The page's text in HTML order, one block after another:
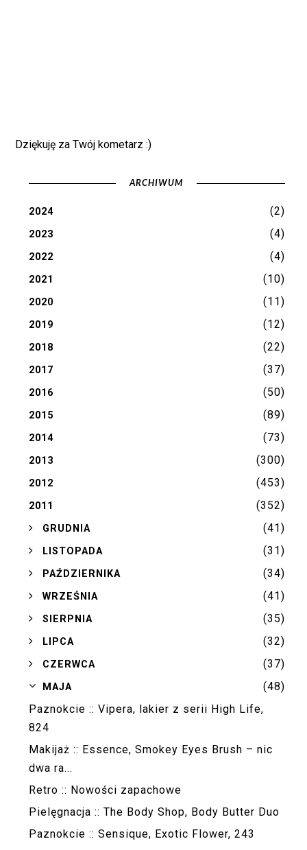
Dziękuję za Twój kometarz :)
ARCHIWUM
2024 (2)
2023 (4)
2022 (4)
2021 (10)
2020 (11)
2019 (12)
2018 (22)
2017 (37)
2016 (50)
2015 (89)
2014 (73)
2013 (300)
2012 (453)
2011 (352)
►GRUDNIA (41)
►LISTOPADA (31)
►PAŹDZIERNIKA (34)
►WRZEŚNIA (41)
►SIERPNIA (35)
►LIPCA (32)
►CZERWCA (37)
▼MAJA
(48)
Paznokcie :: Vipera, lakier z serii High Life,
824
Makijaż :: Essence, Smokey Eyes Brush – nic
dwa ra...
Retro :: Nowości zapachowe
Pielęgnacja :: The Body Shop, Body Butter Duo
Paznokcie :: Sensique, Exotic Flower, 243